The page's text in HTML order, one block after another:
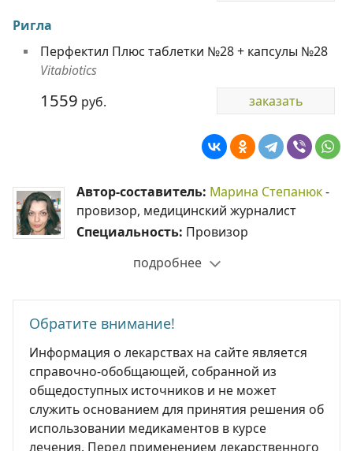
Ригла
Перфектил Плюс таблетки №28 + капсулы №28
Vitabiotics
1559 руб. заказать
Автор-составитель: Марина Степанюк-
провизор, медицинский журналист
Специальность: Провизор
подробнее
Обратите внимание!
Информация о лекарствах на сайте является
справочно-обобщающей, собранной из
общедоступных источников и не может
служить основанием для принятия решения об
использовании медикаментов в курсе
лечения. Перед применением лекарственного